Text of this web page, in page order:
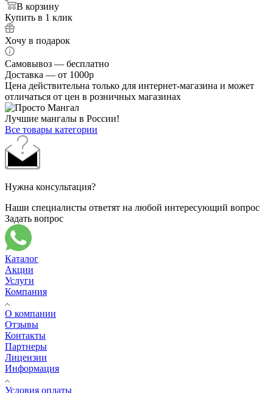
В корзину
Купить в 1 клик
Хочу в подарок
Самовывоз — бесплатно
Доставка — от 1000р
Цена действительна только для интернет-магазина и может
отличаться от цен в розничных магазинах
Лучшие мангалы в России!
Все товары категории
Нужна консультация?
Наши специалисты ответят на любой интересующий вопрос
Задать вопрос
Каталог
Акции
Услуги
Компания
О компании
Отзывы
Контакты
Партнеры
Лицензии
Информация
Условия оплаты